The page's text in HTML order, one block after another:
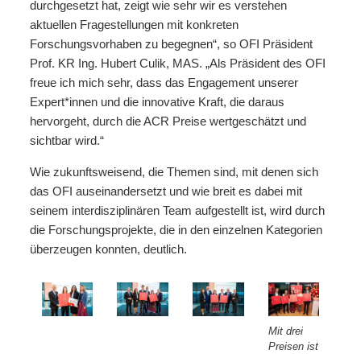
durchgesetzt hat, zeigt wie sehr wir es verstehen
aktuellen Fragestellungen mit konkreten
Forschungsvorhaben zu begegnen“, so OFI Präsident
Prof. KR Ing. Hubert Culik, MAS. „Als Präsident des OFI
freue ich mich sehr, dass das Engagement unserer
Expert*innen und die innovative Kraft, die daraus
hervorgeht, durch die ACR Preise wertgeschätzt und
sichtbar wird.“
Wie zukunftsweisend, die Themen sind, mit denen sich
das OFI auseinandersetzt und wie breit es dabei mit
seinem interdisziplinären Team aufgestellt ist, wird durch
die Forschungsprojekte, die in den einzelnen Kategorien
überzeugen konnten, deutlich.
Mit drei
Preisen ist